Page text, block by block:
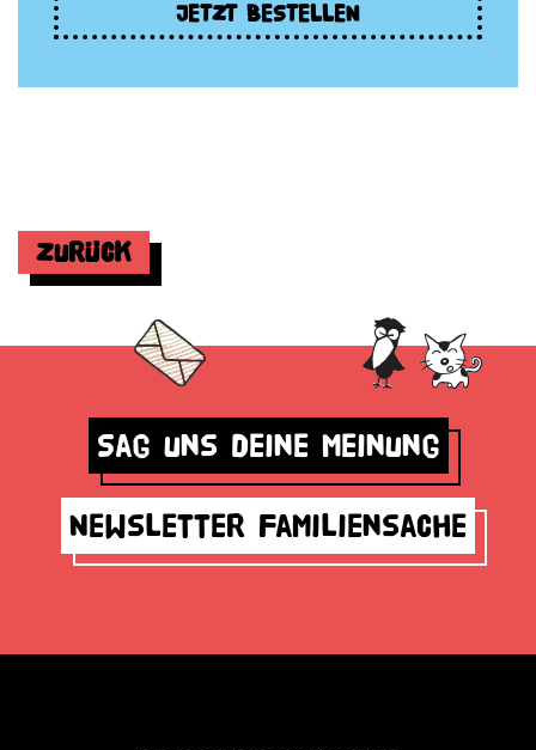
JETZT BESTELLEN
Zurück
Sag uns deine Meinung
Newsletter Familiensache